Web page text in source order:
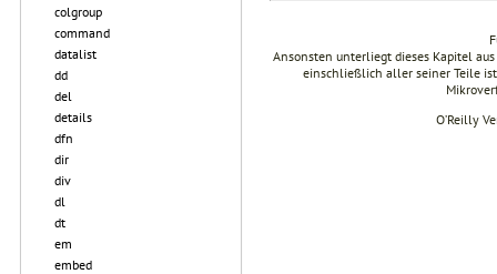
colgroup
command
datalist
dd
del
details
dfn
dir
div
dl
dt
em
embed
Ansonsten unterliegt dieses Kapitel
einschließlich aller seiner Teile
O’Reilly